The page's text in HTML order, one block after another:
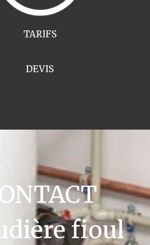
TARIFS
DEVIS
fioul